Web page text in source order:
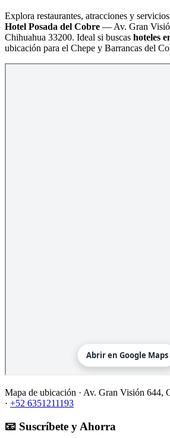
Explora restaurantes, atracciones y
Hotel Posada del Cobre — Av. Gran
Chihuahua 33200. Ideal si buscas hoteles
ubicación para el Chepe y Barrancas del
Mapa de ubicación · Av. Gran Visión 644,
· +52 6351211193
📧 Suscríbete y Ahorra